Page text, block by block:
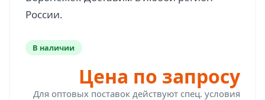
В наличии
Цена по запросу
Для оптовых поставок действуют спец. условия